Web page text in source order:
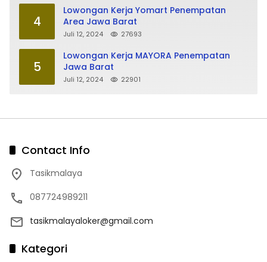
4
Lowongan Kerja Yomart Penempatan
Area Jawa Barat
Juli 12, 2024 27693
5
Lowongan Kerja MAYORA Penempatan
Jawa Barat
Juli 12, 2024 22901
Contact Info
Tasikmalaya
087724989211
tasikmalayaloker@gmail.com
Kategori